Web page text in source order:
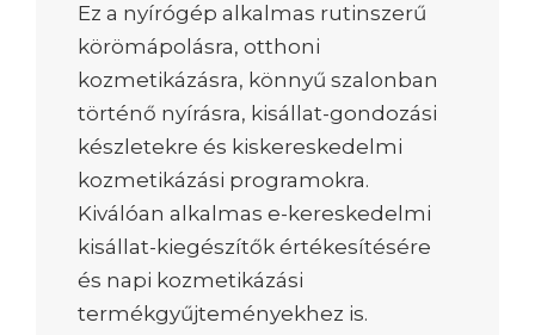
Ez a nyírógép alkalmas rutinszerű
körömápolásra, otthoni
kozmetikázásra, könnyű szalonban
történő nyírásra, kisállat-gondozási
készletekre és kiskereskedelmi
kozmetikázási programokra.
Kiválóan alkalmas e-kereskedelmi
kisállat-kiegészítők értékesítésére
és napi kozmetikázási
termékgyűjteményekhez is.